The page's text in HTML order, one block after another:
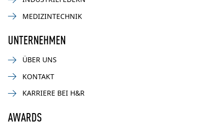
MEDIZINTECHNIK
UNTERNEHMEN
ÜBER UNS
KONTAKT
KARRIERE BEI H&R
AWARDS